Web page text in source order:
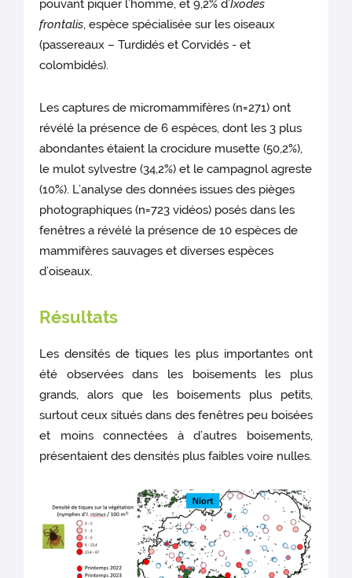
pouvant piquer l’homme, et 9,2% d’Ixodes
frontalis, espèce spécialisée sur les oiseaux
(passereaux – Turdidés et Corvidés - et
colombidés).
Les captures de micromammifères (n=271) ont
révélé la présence de 6 espèces, dont les 3 plus
abondantes étaient la crocidure musette (50,2%),
le mulot sylvestre (34,2%) et le campagnol agreste
(10%). L’analyse des données issues des pièges
photographiques (n=723 vidéos) posés dans les
fenêtres a révélé la présence de 10 espèces de
mammifères sauvages et diverses espèces
d’oiseaux.
Résultats
Les densités de tiques les plus importantes ont
été observées dans les boisements les plus
grands, alors que les boisements plus petits,
surtout ceux situés dans des fenêtres peu boisées
et moins connectées à d’autres boisements,
présentaient des densités plus faibles voire nulles.